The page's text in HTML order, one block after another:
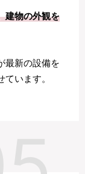
建物の外観を
最新の設備を
います。